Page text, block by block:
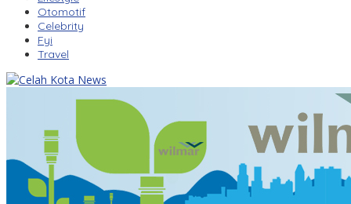
Otomotif
Celebrity
Fyi
Travel